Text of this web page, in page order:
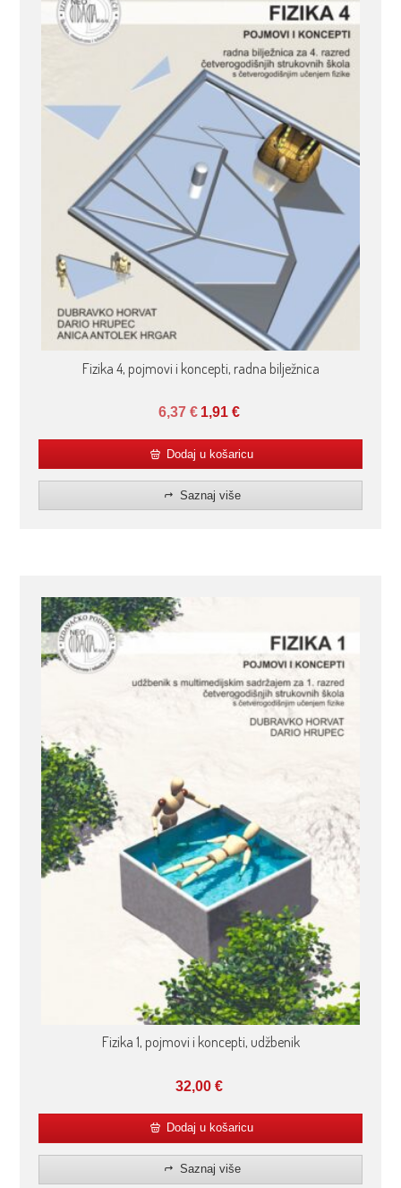
Fizika 4, pojmovi i koncepti, radna bilježnica
6,37 € 1,91 €
Dodaj u košaricu
Saznaj više
Fizika 1, pojmovi i koncepti, udžbenik
32,00 €
Dodaj u košaricu
Saznaj više